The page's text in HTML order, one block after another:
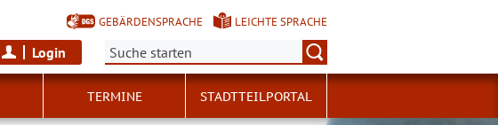
GEBÄRDENSPRACHE LEICHTE SPRACHE
Login Suche:
TERMINE STADTTEILPORTAL